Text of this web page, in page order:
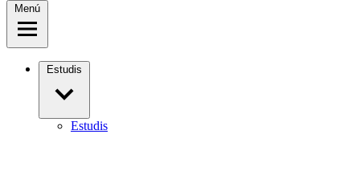
Menú
Estudis
Estudis